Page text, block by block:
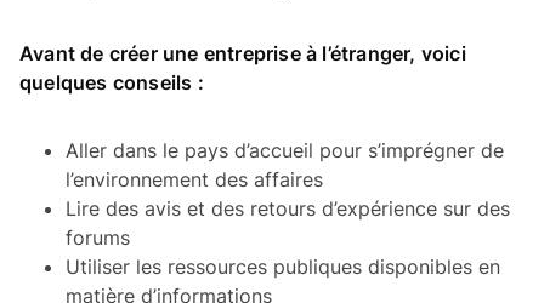
Avant de créer une entreprise à l’étranger, voici
quelques conseils :
Aller dans le pays d’accueil pour s’imprégner de
l’environnement des affaires
Lire des avis et des retours d’expérience sur des
forums
Utiliser les ressources publiques disponibles en
matière d’informations